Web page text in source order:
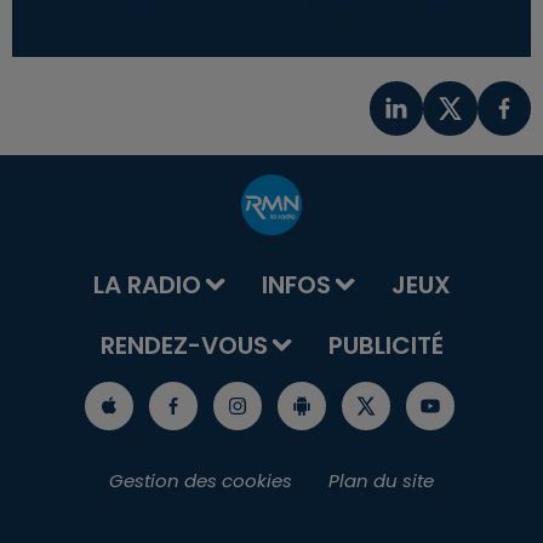
LA RADIO INFOS
JEUX
RENDEZ-VOUS
PUBLICITÉ
Gestion des cookies Plan du site